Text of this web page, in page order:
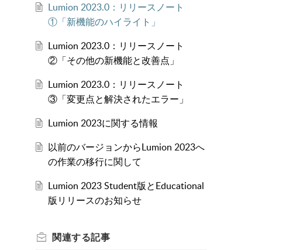
Lumion 2023.0：リリースノート
①「新機能のハイライト」
Lumion 2023.0：リリースノート
②「その他の新機能と改善点」
Lumion 2023.0：リリースノート
③「変更点と解決されたエラー」
Lumion 2023に関する情報
以前のバージョンからLumion 2023へ
の作業の移行に関して
Lumion 2023 Student版とEducational
版リリースのお知らせ
関連する記事